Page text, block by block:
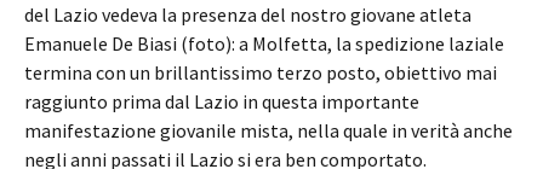
del Lazio vedeva la presenza del nostro giovane atleta
Emanuele De Biasi (foto): a Molfetta, la spedizione laziale
termina con un brillantissimo terzo posto, obiettivo mai
raggiunto prima dal Lazio in questa importante
manifestazione giovanile mista, nella quale in verità anche
negli anni passati il Lazio si era ben comportato.